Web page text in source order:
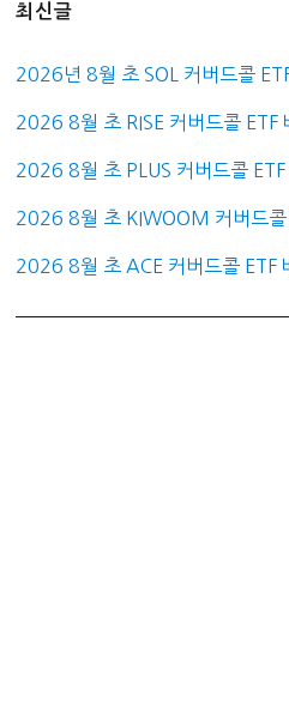
최신글
2026년 8월 초 SOL 커버드콜
2026 8월 초 RISE 커버드콜 ETF
2026 8월 초 PLUS 커버드콜
2026 8월 초 KIWOOM 커버드콜
2026 8월 초 ACE 커버드콜 ETF